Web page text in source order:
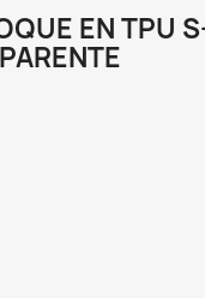
EN TPU